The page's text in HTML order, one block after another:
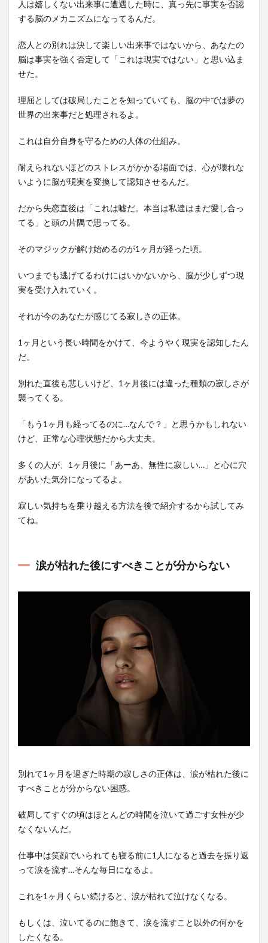
人は嬉しくない出来事に遭遇した時に、真っ先に事実を否認
する脳のメカニズムになってるんだ。
恋人との別れは決して楽しい出来事ではないから、あなたの
脳は事実を強く否定して「これは現実ではない」と思い込ま
せた。
理屈としては破局したことを知っていても、脳の中では夢の
世界の出来事だと処理されるよ。
これは自分自身を守るための人体の仕組み。
耐えられないほどのストレスがかかる場面では、心が壊れな
いように脳が現実を変換して認知させるんだ。
だから失恋直後は「これは嘘だ。本当は私達はまだ愛し合っ
てる」と頭の片隅で思ってる。
そのマジックが解け始めるのが1ヶ月が経った頃。
いつまでも逃げてるわけにはいかないから、脳が少しずつ現
実を受け入れていく。
それが今のあなたが感じてる寂しさの正体。
1ヶ月という長い時間をかけて、今ようやく現実を認知したん
だ。
別れた直後も悲しいけど、1ヶ月後には違った種類の寂しさが
襲ってくる。
「もう1ヶ月も経ってるのに…なんで？」と思うかもしれない
けど、正常な心理状態だから大丈夫。
多くの人が、1ヶ月後に「あーあ、無性に寂しい…」と心に穴
があいた気分になってるよ。
寂しい気持ちを乗り越える方法を後で紹介するから試してみ
てね。
涙が枯れた後にすべきことが分からない
別れて1ヶ月を過ぎた時期の寂しさの正体は、涙が枯れた後に
すべきことが分からない困惑。
破局してすぐの頃はほとんどの時間を泣いて過ごす女性が少
なくないんだ。
仕事中は笑顔でいられても寝る前に1人になると過去を振り返
って涙を流す…そんな毎日になるよ。
これを1ヶ月くらい続けると、涙が枯れて泣けなくなる。
もしくは、泣いてるのに飽きて、涙を流すこと以外の何かを
したくなる。